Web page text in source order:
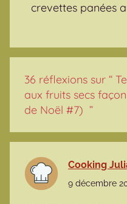
crevettes panées
36 réflexions sur “
aux fruits secs
de Noël #7) ”
Cooking
9 décembre